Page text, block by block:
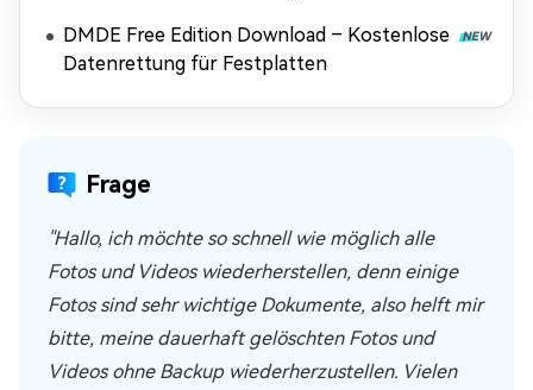
DMDE Free Edition Download – Kostenlose
Datenrettung für Festplatten
Frage
"Hallo, ich möchte so schnell wie möglich alle
Fotos und Videos wiederherstellen, denn einige
Fotos sind sehr wichtige Dokumente, also helft mir
bitte, meine dauerhaft gelöschten Fotos und
Videos ohne Backup wiederherzustellen. Vielen